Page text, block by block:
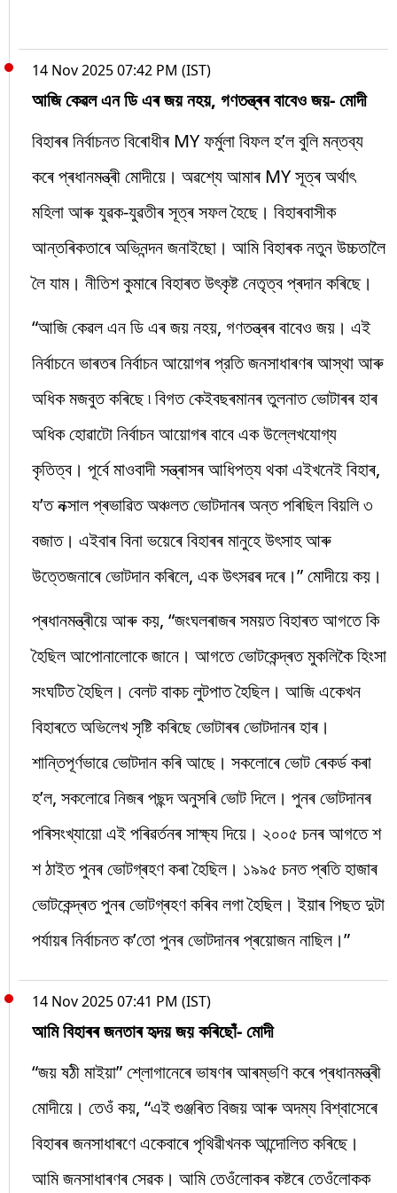
14 Nov 2025 07:42 PM (IST)
আজি কেৱল এন ডি এৰ জয় নহয়, গণতন্ত্ৰৰ বাবেও জয়- মোদী
বিহাৰৰ নিৰ্বাচনত বিৰোধীৰ MY ফৰ্মুলা বিফল হ’ল বুলি মন্তব্য
কৰে প্ৰধানমন্ত্ৰী মোদীয়ে। অৱশ্যে আমাৰ MY সূত্ৰ অৰ্থাৎ
মহিলা আৰু যুৱক-যুৱতীৰ সূত্ৰ সফল হৈছে। বিহাৰবাসীক
আন্তৰিকতাৰে অভিনন্দন জনাইছো। আমি বিহাৰক নতুন উচ্চতালৈ
লৈ যাম। নীতিশ কুমাৰে বিহাৰত উৎকৃষ্ট নেতৃত্ব প্ৰদান কৰিছে।
“আজি কেৱল এন ডি এৰ জয় নহয়, গণতন্ত্ৰৰ বাবেও জয়। এই
নির্বাচনে ভাৰতৰ নির্বাচন আয়োগৰ প্রতি জনসাধাৰণৰ আস্থা আৰু
অধিক মজবুত কৰিছে ৷ বিগত কেইবছৰমানৰ তুলনাত ভোটাৰৰ হাৰ
অধিক হোৱাটো নিৰ্বাচন আয়োগৰ বাবে এক উল্লেখযোগ্য
কৃতিত্ব। পূৰ্বে মাওবাদী সন্ত্ৰাসৰ আধিপত্য থকা এইখনেই বিহাৰ,
য’ত নক্সাল প্ৰভাৱিত অঞ্চলত ভোটদানৰ অন্ত পৰিছিল বিয়লি ৩
বজাত। এইবাৰ বিনা ভয়েৰে বিহাৰৰ মানুহে উৎসাহ আৰু
উত্তেজনাৰে ভোটদান কৰিলে, এক উৎসৱৰ দৰে।” মোদীয়ে কয়।
প্ৰধানমন্ত্ৰীয়ে আৰু কয়, “জংঘলৰাজৰ সময়ত বিহাৰত আগতে কি
হৈছিল আপোনালোকে জানে। আগতে ভোটকেন্দ্ৰত মুকলিকৈ হিংসা
সংঘটিত হৈছিল। বেলট বাকচ লুটপাত হৈছিল। আজি একেখন
বিহাৰতে অভিলেখ সৃষ্টি কৰিছে ভোটাৰৰ ভোটদানৰ হাৰ।
শান্তিপূৰ্ণভাৱে ভোটদান কৰি আছে। সকলোৰে ভোট ৰেকৰ্ড কৰা
হ’ল, সকলোৱে নিজৰ পছন্দ অনুসৰি ভোট দিলে। পুনৰ ভোটদানৰ
পৰিসংখ্যায়ো এই পৰিৱৰ্তনৰ সাক্ষ্য দিয়ে। ২০০৫ চনৰ আগতে শ
শ ঠাইত পুনৰ ভোটগ্ৰহণ কৰা হৈছিল। ১৯৯৫ চনত প্ৰতি হাজাৰ
ভোটকেন্দ্ৰত পুনৰ ভোটগ্ৰহণ কৰিব লগা হৈছিল। ইয়াৰ পিছত দুটা
পৰ্যায়ৰ নিৰ্বাচনত ক’তো পুনৰ ভোটদানৰ প্ৰয়োজন নাছিল।”
14 Nov 2025 07:41 PM (IST)
আমি বিহাৰৰ জনতাৰ হৃদয় জয় কৰিছোঁ- মোদী
“জয় ষঠী মাইয়া” শ্লোগানেৰে ভাষণৰ আৰম্ভণি কৰে প্ৰধানমন্ত্ৰী
মোদীয়ে। তেওঁ কয়, “এই গুঞ্জৰিত বিজয় আৰু অদম্য বিশ্বাসেৰে
বিহাৰৰ জনসাধাৰণে একেবাৰে পৃথিৱীখনক আন্দোলিত কৰিছে।
আমি জনসাধাৰণৰ সেৱক। আমি তেওঁলোকৰ কষ্টৰে তেওঁলোকক